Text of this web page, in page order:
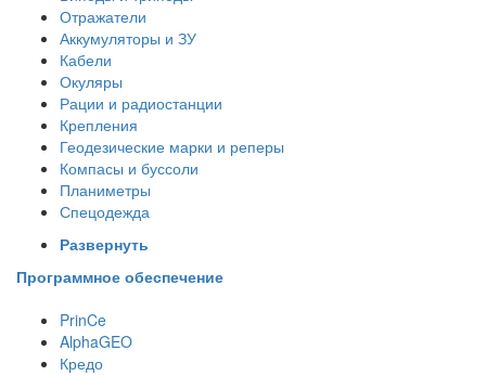
Отражатели
Аккумуляторы и ЗУ
Кабели
Окуляры
Рации и радиостанции
Крепления
Геодезические марки и реперы
Компасы и буссоли
Планиметры
Спецодежда
Развернуть
Программное обеспечение
PrinCe
AlphaGEO
Кредо